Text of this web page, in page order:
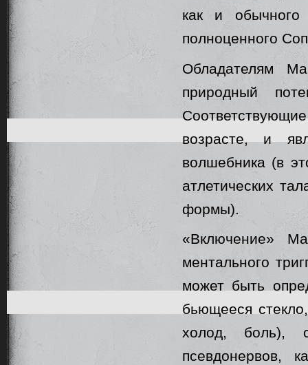
как и обычного
полноценного
Обладателям
природный
возрасте, и
волшебника (в
атлетических
формы).
«Включение»
ментального
может быть
бьющееся
холод, боль),
псевдонервов,